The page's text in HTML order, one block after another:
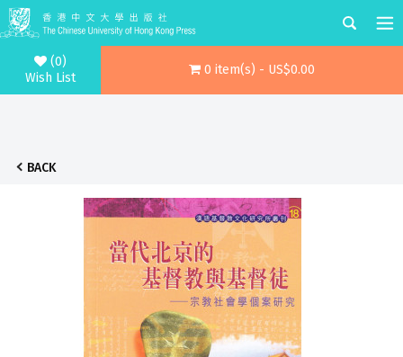
(0)
Wish List
0 item(s) - US$0.00
BACK